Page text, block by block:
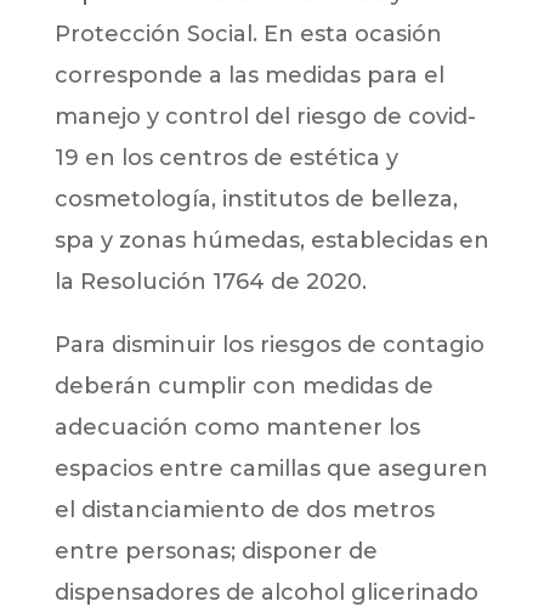
Protección Social. En esta ocasión
corresponde a las medidas para el
manejo y control del riesgo de covid-
19 en los centros de estética y
cosmetología, institutos de belleza,
spa y zonas húmedas, establecidas en
la Resolución 1764 de 2020.
Para disminuir los riesgos de contagio
deberán cumplir con medidas de
adecuación como mantener los
espacios entre camillas que aseguren
el distanciamiento de dos metros
entre personas; disponer de
dispensadores de alcohol glicerinado